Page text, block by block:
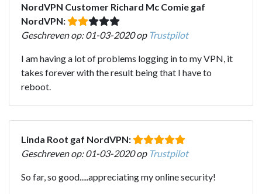
NordVPN Customer Richard Mc Comie gaf
NordVPN:
Geschreven op: 01-03-2020 op Trustpilot
I am having a lot of problems logging in to my VPN, it
takes forever with the result being that I have to
reboot.
Linda Root gaf NordVPN:
Geschreven op: 01-03-2020 op Trustpilot
So far, so good.....appreciating my online security!